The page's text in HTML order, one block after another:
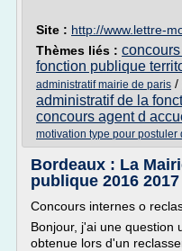
Site : http://www.lettre-
Thèmes liés :
fonction publique
administratif mairie de paris /
administratif de la
concours agent d
motivation type pour
Bordeaux : La
publique 2016 2017
Concours internes o
Bonjour, j'ai une question
obtenue lors d'un